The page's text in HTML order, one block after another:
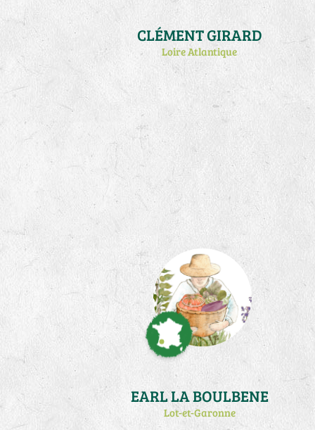
CLÉMENT GIRARD
Loire Atlantique
EARL LA BOULBENE
Lot-et-Garonne